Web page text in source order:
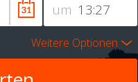
um
Weitere Optionen